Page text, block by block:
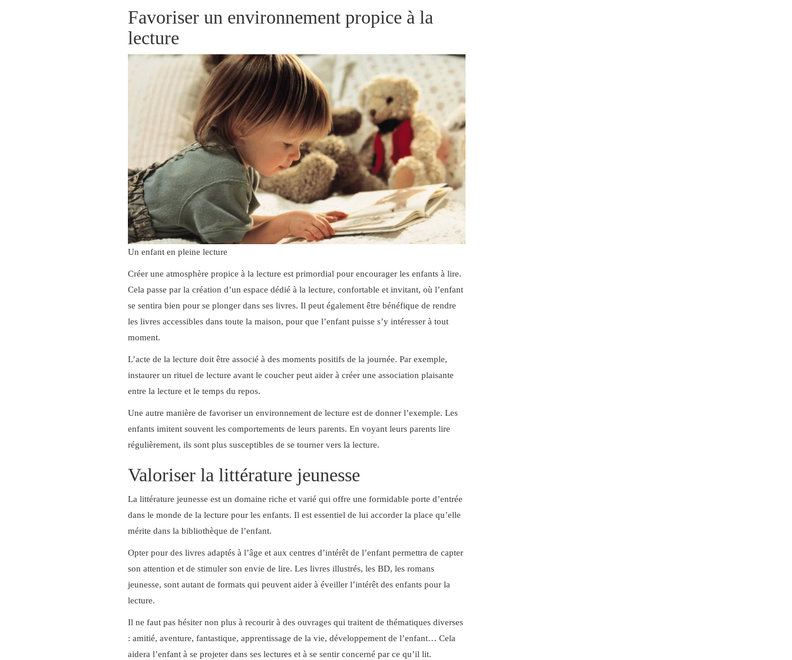
Favoriser un environnement propice à la
lecture
Un enfant en pleine lecture
Créer une atmosphère propice à la lecture est primordial pour encourager les enfants à lire.
Cela passe par la création d’un espace dédié à la lecture, confortable et invitant, où l’enfant
se sentira bien pour se plonger dans ses livres. Il peut également être bénéfique de rendre
les livres accessibles dans toute la maison, pour que l’enfant puisse s’y intéresser à tout
moment.
L’acte de la lecture doit être associé à des moments positifs de la journée. Par exemple,
instaurer un rituel de lecture avant le coucher peut aider à créer une association plaisante
entre la lecture et le temps du repos.
Une autre manière de favoriser un environnement de lecture est de donner l’exemple. Les
enfants imitent souvent les comportements de leurs parents. En voyant leurs parents lire
régulièrement, ils sont plus susceptibles de se tourner vers la lecture.
Valoriser la littérature jeunesse
La littérature jeunesse est un domaine riche et varié qui offre une formidable porte d’entrée
dans le monde de la lecture pour les enfants. Il est essentiel de lui accorder la place qu’elle
mérite dans la bibliothèque de l’enfant.
Opter pour des livres adaptés à l’âge et aux centres d’intérêt de l’enfant permettra de capter
son attention et de stimuler son envie de lire. Les livres illustrés, les BD, les romans
jeunesse, sont autant de formats qui peuvent aider à éveiller l’intérêt des enfants pour la
lecture.
Il ne faut pas hésiter non plus à recourir à des ouvrages qui traitent de thématiques diverses
: amitié, aventure, fantastique, apprentissage de la vie, développement de l’enfant… Cela
aidera l’enfant à se projeter dans ses lectures et à se sentir concerné par ce qu’il lit.